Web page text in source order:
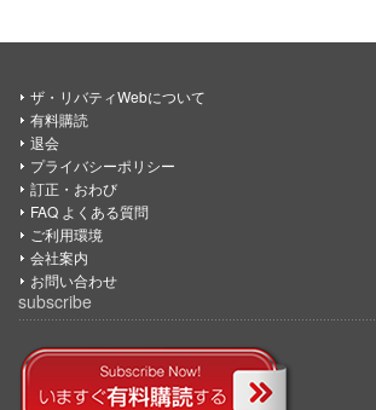
ザ・リバティWebについて
有料購読
退会
プライバシーポリシー
訂正・おわび
FAQ よくある質問
ご利用環境
会社案内
お問い合わせ
subscribe